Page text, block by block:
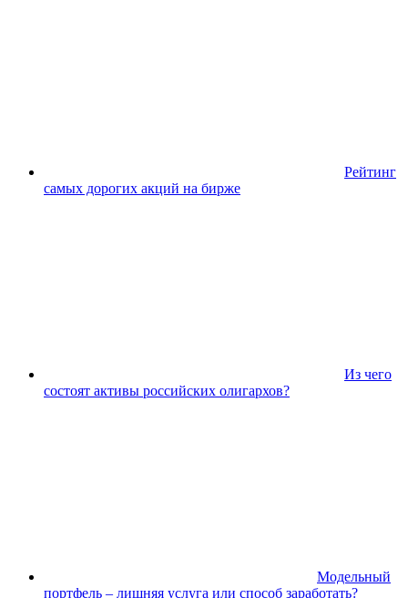
Рейтинг
самых дорогих акций на бирже
Из чего
состоят активы российских олигархов?
Модельный
портфель – лишняя услуга или способ заработать?